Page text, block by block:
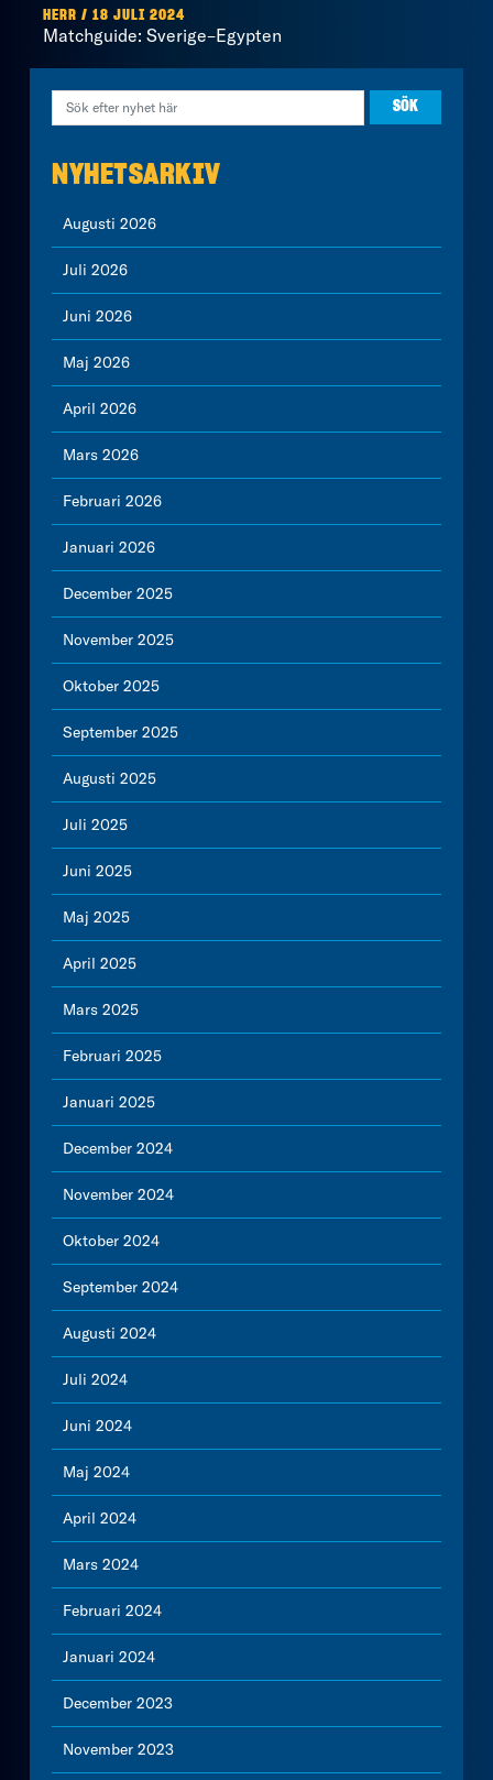
HERR / 18 JULI 2024
Matchguide: Sverige–Egypten
NYHETSARKIV
Augusti 2026
Juli 2026
Juni 2026
Maj 2026
April 2026
Mars 2026
Februari 2026
Januari 2026
December 2025
November 2025
Oktober 2025
September 2025
Augusti 2025
Juli 2025
Juni 2025
Maj 2025
April 2025
Mars 2025
Februari 2025
Januari 2025
December 2024
November 2024
Oktober 2024
September 2024
Augusti 2024
Juli 2024
Juni 2024
Maj 2024
April 2024
Mars 2024
Februari 2024
Januari 2024
December 2023
November 2023